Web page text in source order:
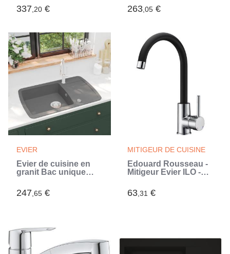
337,20 € 263,05 €
EVIER
Évier de cuisine en
granit Bac unique
247,65 €
MITIGEUR DE CUISINE
Edouard Rousseau -
Mitigeur Evier ILO -
Chromé (Noir)
63,31 €